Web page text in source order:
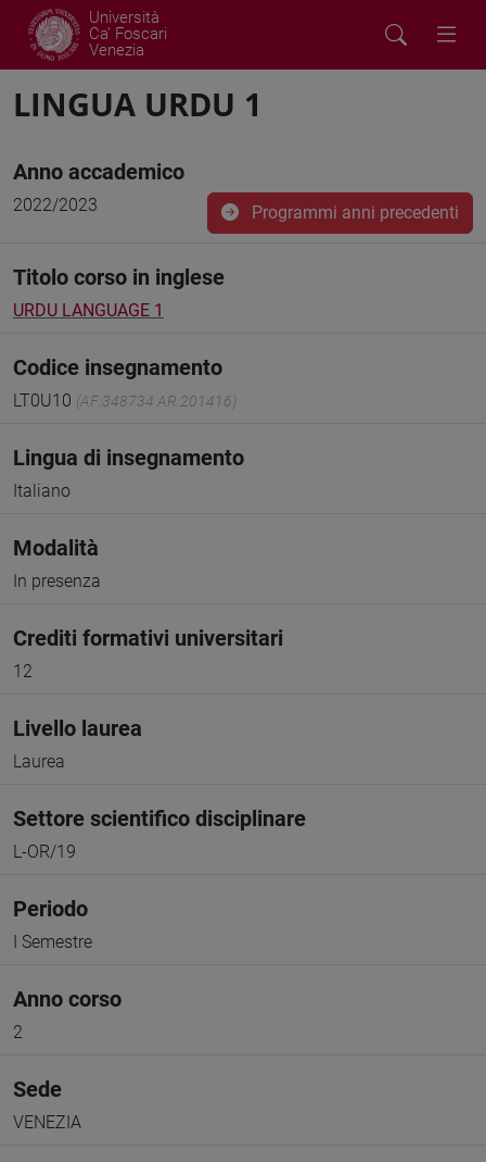
Università
Ca' Foscari
Venezia
LINGUA URDU 1
Anno accademico
2022/2023 Programmi anni precedenti
Titolo corso in inglese
URDU LANGUAGE 1
Codice insegnamento
LT0U10 (AF:348734 AR:201416)
Lingua di insegnamento
Italiano
Modalità
In presenza
Crediti formativi universitari
12
Livello laurea
Laurea
Settore scientifico disciplinare
L-OR/19
Periodo
I Semestre
Anno corso
2
Sede
VENEZIA